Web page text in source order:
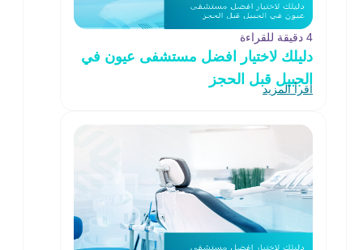
4 دقيقة للقراءة
دليلك لاختيار افضل مستشفى عيون في
الجبيل قبل الحجز
اقرأ المزيد